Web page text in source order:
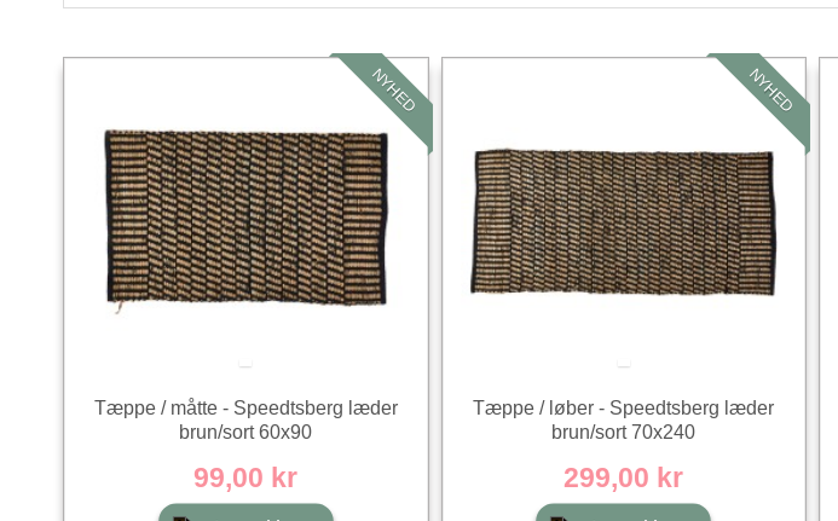
NYHED
Tæppe / måtte - Speedtsberg læder
brun/sort 60x90
99,00 kr
NYHED
Tæppe / løber - Speedtsberg læder
brun/sort 70x240
299,00 kr